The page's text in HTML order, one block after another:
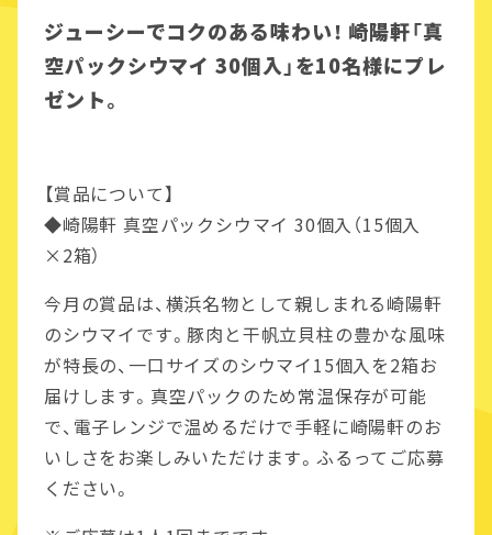
ジューシーでコクのある味わい！ 崎陽軒「真
空パックシウマイ 30個入」を10名様にプレ
ゼント。
【賞品について】
◆崎陽軒 真空パックシウマイ 30個入（15個入
×2箱）
今月の賞品は、横浜名物として親しまれる崎陽軒
のシウマイです。豚肉と干帆立貝柱の豊かな風味
が特長の、一口サイズのシウマイ15個入を2箱お
届けします。真空パックのため常温保存が可能
で、電子レンジで温めるだけで手軽に崎陽軒のお
いしさをお楽しみいただけます。ふるってご応募
ください。